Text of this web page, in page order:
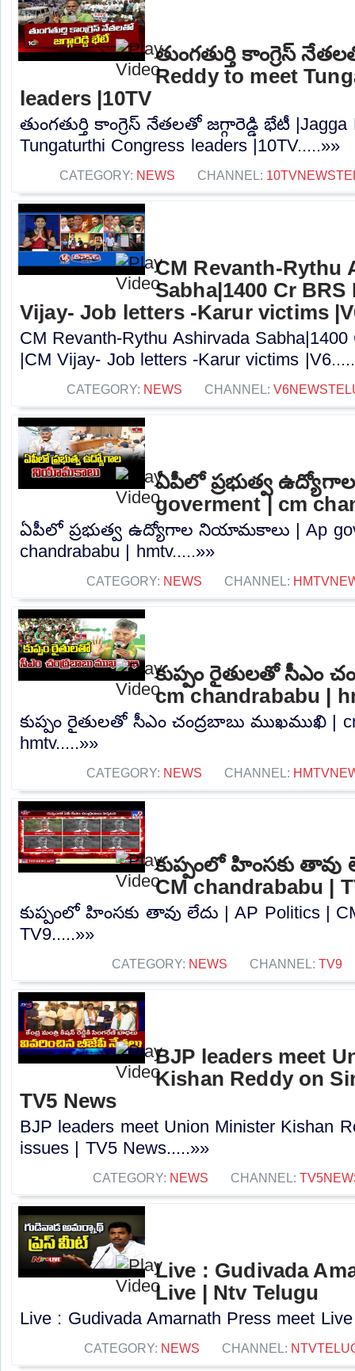
తుంగతుర్తి కాంగ్రెస్
Reddy to meet
leaders |10TV
తుంగతుర్తి కాంగ్రెస్ నేతలతో జగ్గారెడ్డి భేటీ |Jagga
Tungaturthi Congress leaders |10TV.....»»
CATEGORY: NEWS CHANNEL:
CM Revanth-Rythu
Sabha|1400 Cr
Vijay- Job letters -Karur victims
CM Revanth-Rythu Ashirvada
|CM Vijay- Job letters -Karur victims
CATEGORY: NEWS CHANNEL:
ఏపీలో ప్రభుత్వ
goverment | cm
ఏపీలో ప్రభుత్వ ఉద్యోగాల నియామకాలు | Ap
chandrababu | hmtv.....»»
CATEGORY: NEWS CHANNEL:
కుప్పం రైతులతో సీఎం
cm chandrababu |
కుప్పం రైతులతో సీఎం చంద్రబాబు ముఖముఖి |
hmtv.....»»
CATEGORY: NEWS CHANNEL:
కుప్పంలో హింసకు తావు
CM chandrababu |
కుప్పంలో హింసకు తావు లేదు | AP Politics |
TV9.....»»
CATEGORY: NEWS CHANNEL: TV9
BJP leaders meet
Kishan Reddy on
TV5 News
BJP leaders meet Union Minister Kishan
issues | TV5 News.....»»
CATEGORY: NEWS CHANNEL:
Live : Gudivada
Live | Ntv Telugu
Live : Gudivada Amarnath Press meet
CATEGORY: NEWS CHANNEL: